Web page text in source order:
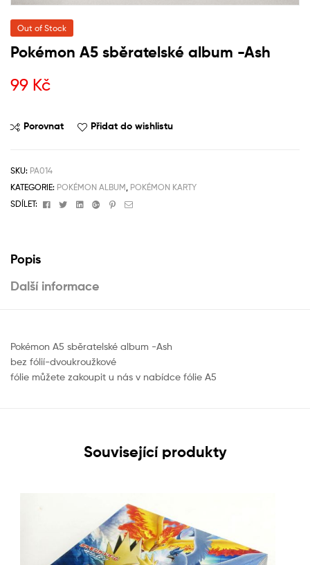
Out of Stock
Pokémon A5 sběratelské album -Ash
99 Kč
Porovnat Přidat do wishlistu
SKU: PA014
KATEGORIE: POKÉMON ALBUM, POKÉMON KARTY
SDÍLET:
FacebookTwitterLinkedinGoogle+Pinterest
Email
Popis
Další informace
Pokémon A5 sběratelské album -Ash
bez fólií-dvoukroužkové
fólie můžete zakoupit u nás v nabídce fólie A5
Související produkty